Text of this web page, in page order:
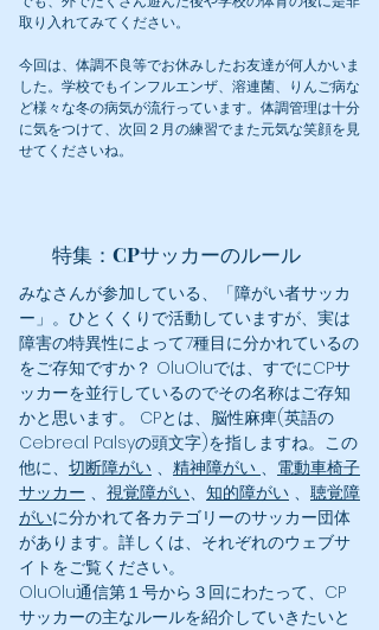
取り入れてみてください。
今回は、体調不良等でお休みしたお友達が何人かいま
した。学校でもインフルエンザ、溶連菌、りんご病な
ど様々な冬の病気が流行っています。体調管理は十分
に気をつけて、次回２月の練習でまた元気な笑顔を見
せてくださいね。
特集： CPサッカーのルール
みなさんが参加している、「障がい者サッカ
ー」。ひとくくりで活動していますが、実は
障害の特異性によって7種目に分かれているの
をご存知ですか？ OluOluでは、すでにCPサ
ッカーを並行しているのでその名称はご存知
かと思います。 CPとは、脳性麻痺(英語の
Cebreal Palsyの頭文字)を指しますね。この
他に、 切断障がい 、 精神障がい 、 電動車椅子
サッカー 、 視覚障がい、 知的障がい 、 聴覚障
がいに分かれて各カテゴリーのサッカー団体
があります。詳しくは、それぞれのウェブサ
イトをご覧ください。
OluOlu通信第１号から３回にわたって、CP
サッカーの主なルールを紹介していきたいと